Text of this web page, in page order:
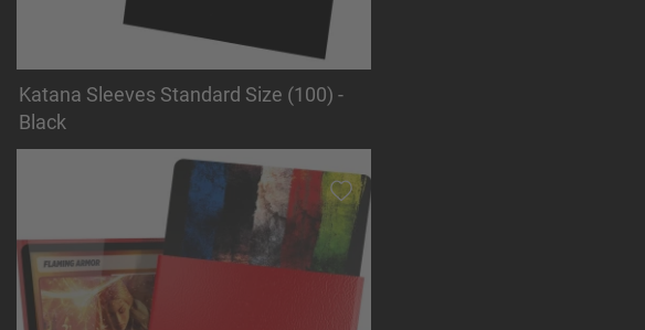
Katana Sleeves Standard Size (100) -
Black